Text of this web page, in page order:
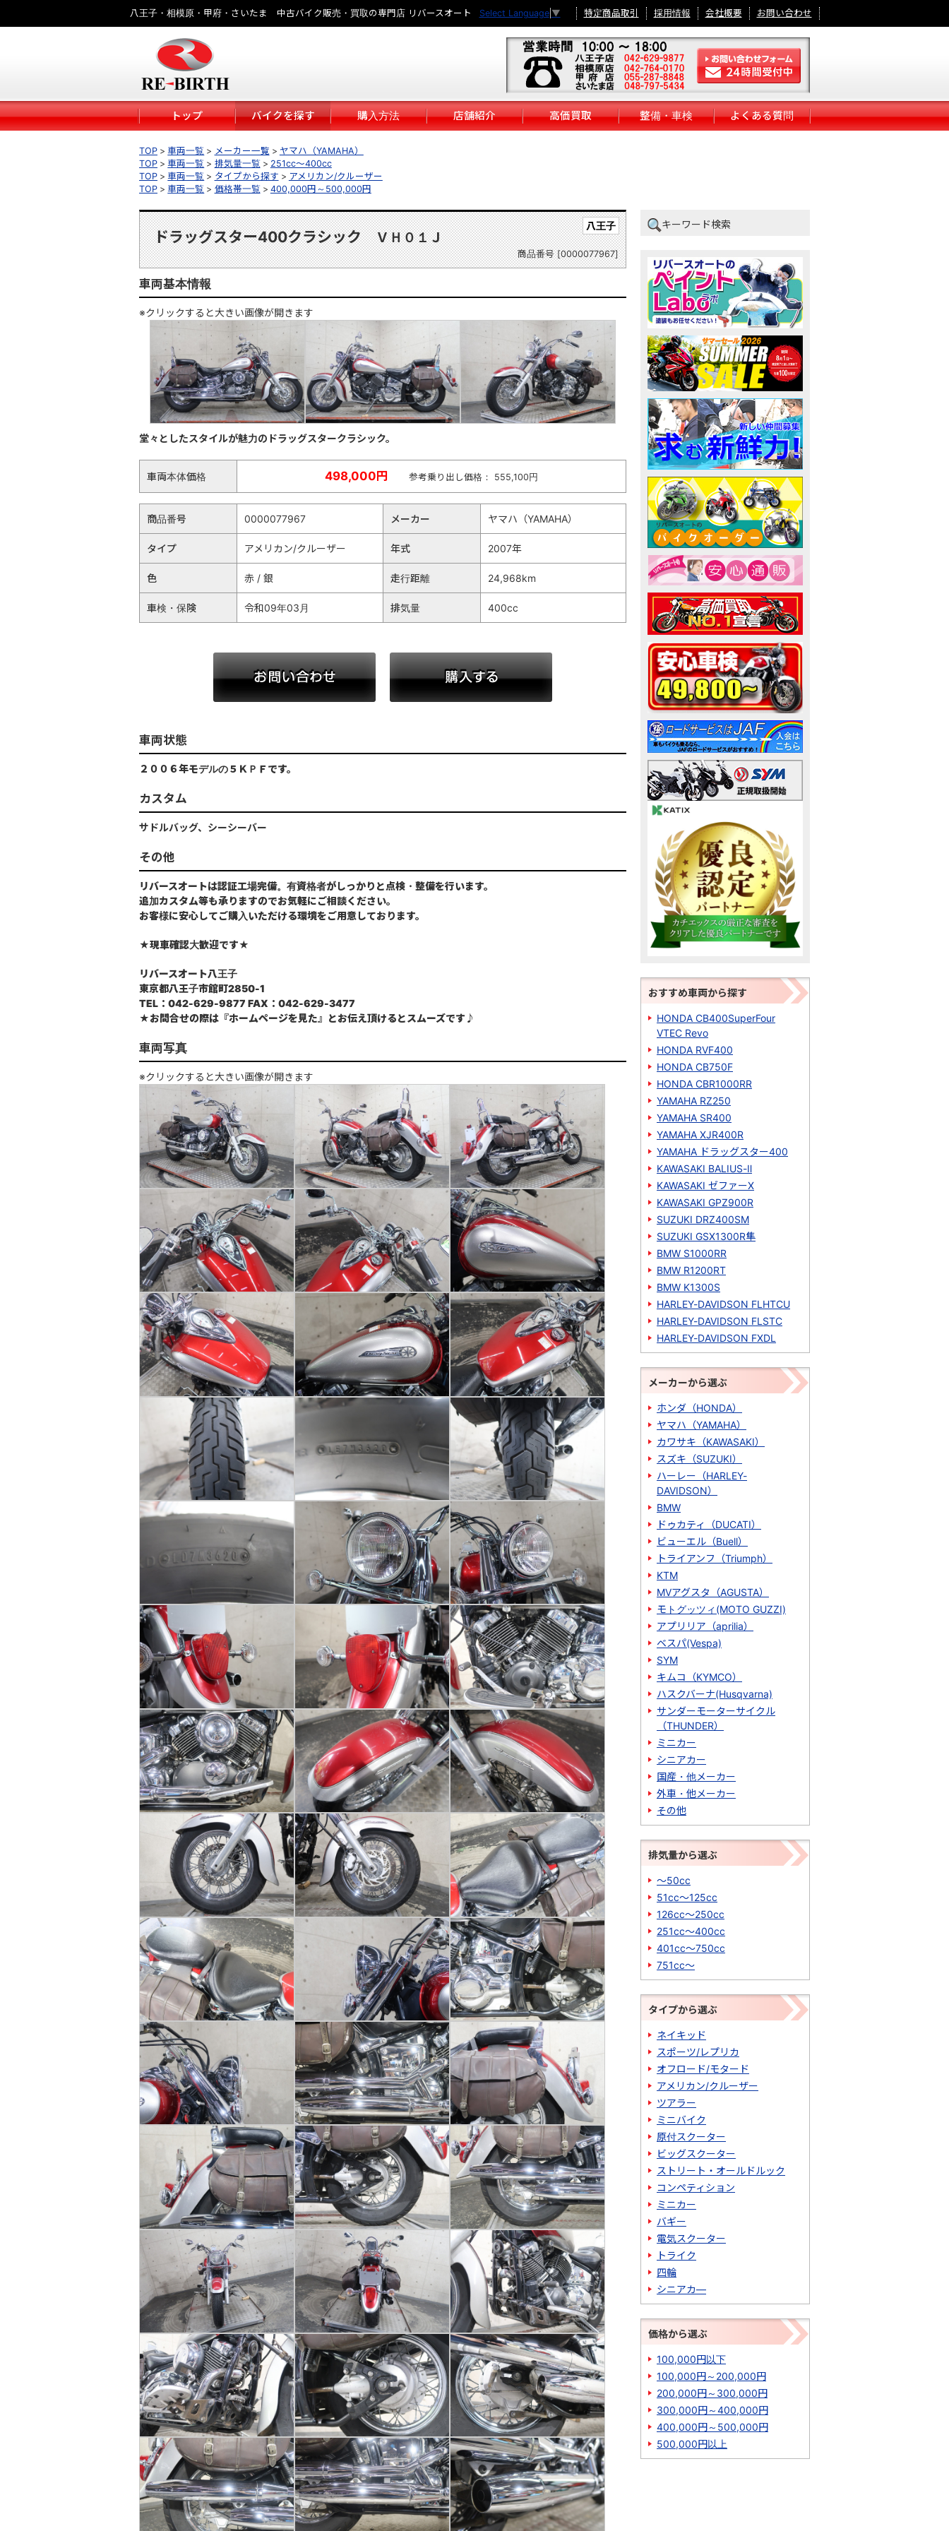
八王子・相模原・甲府・さいたま 中古バイク販売・買取の専門店 リバースオート Select Language ▼ 特定商品取引 採用情報 会社概要 お問い合わせ
トップ バイクを探す 購入方法 店舗紹介 高価買取 整備・車検 よくある質問
TOP 車両一覧 メーカー一覧
ヤマハ（YAMAHA）
TOP
車両一覧 排気量一覧
251cc～400cc
TOP
車両一覧 タイプから探す
アメリカン/クルーザー
TOP
車両一覧 価格帯一覧 400,000円～500,000円
八王子
ドラッグスター400クラシック ＶＨ０１Ｊ
商品番号 [0000077967]
車両基本情報
※クリックすると大きい画像が開きます
堂々としたスタイルが魅力のドラッグスタークラシック。
車両本体価格 498,000円 参考乗り出し価格： 555,100円
商品番号 0000077967 メーカー ヤマハ（YAMAHA）
タイプ アメリカン/クルーザー 年式 2007年
色 赤 / 銀 走行距離 24,968km
車検・保険 令和09年03月 排気量 400cc
車両状態
２００６年モデルの５ＫＰＦです。
カスタム
サドルバッグ、シーシーバー
その他
リバースオートは認証工場完備。有資格者がしっかりと点検・整備を行います。
追加カスタム等も承りますのでお気軽にご相談ください。
お客様に安心してご購入いただける環境をご用意しております。
★現車確認大歓迎です★
リバースオート八王子
東京都八王子市館町2850-1
TEL：042-629-9877 FAX：042-629-3477
★お問合せの際は『ホームページを見た』とお伝え頂けるとスムーズです♪
車両写真
※クリックすると大きい画像が開きます
キーワード検索
おすすめ車両から探す
HONDA CB400SuperFour
VTEC Revo
HONDA RVF400
HONDA CB750F
HONDA CBR1000RR
YAMAHA RZ250
YAMAHA SR400
YAMAHA XJR400R
YAMAHA ドラッグスター400
KAWASAKI BALIUS-Ⅱ
KAWASAKI ゼファーΧ
KAWASAKI GPZ900R
SUZUKI DRZ400SM
SUZUKI GSX1300R隼
BMW S1000RR
BMW R1200RT
BMW K1300S
HARLEY-DAVIDSON FLHTCU
HARLEY-DAVIDSON FLSTC
HARLEY-DAVIDSON FXDL
メーカーから選ぶ
ホンダ（HONDA）
ヤマハ（YAMAHA）
カワサキ（KAWASAKI）
スズキ（SUZUKI）
ハーレー（HARLEY-
DAVIDSON）
BMW
ドゥカティ（DUCATI）
ビューエル（Buell）
トライアンフ（Triumph）
KTM
MVアグスタ（AGUSTA）
モトグッツィ(MOTO GUZZI)
アプリリア（aprilia）
ベスパ(Vespa)
SYM
キムコ（KYMCO）
ハスクバーナ(Husqvarna)
サンダーモーターサイクル
（THUNDER）
ミニカー
シニアカー
国産・他メーカー
外車・他メーカー
その他
排気量から選ぶ
～50cc
51cc～125cc
126cc～250cc
251cc～400cc
401cc～750cc
751cc～
タイプから選ぶ
ネイキッド
スポーツ/レプリカ
オフロード/モタード
アメリカン/クルーザー
ツアラー
ミニバイク
原付スクーター
ビッグスクーター
ストリート・オールドルック
コンペティション
ミニカー
バギー
電気スクーター
トライク
四輪
シニアカ―
価格から選ぶ
100,000円以下
100,000円～200,000円
200,000円～300,000円
300,000円～400,000円
400,000円～500,000円
500,000円以上